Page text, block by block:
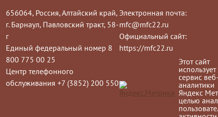
656064, Россия, Алтайский край,
г. Барнаул, Павловский тракт, 58-
г
Единый федеральный номер 8
800 775 00 25
Центр телефонного
обслуживания +7 (3852) 200 550
Электронная почта:
mfc@mfc22.ru
Официальный сайт:
https://mfc22.ru
Этот сайт
использует
сервис
аналитики
Яндекс
целью